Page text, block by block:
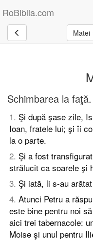
RoBiblia.com
Matei
Schimbarea la faţă.
1. Şi după şase zile,
Ioan, fratele lui; şi îi
la o parte.
2. Şi a fost
strălucit ca soarele şi
3. Şi iată, li s-au
4. Atunci Petru a
este bine pentru noi
aici trei tabernacole:
Moise şi unul pentru